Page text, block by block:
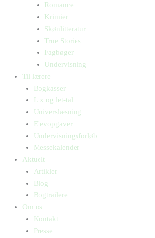
Romance
Krimier
Skønlitteratur
True Stories
Fagbøger
Undervisning
Til lærere
Bogkasser
Lix og let-tal
Universlæsning
Elevopgaver
Undervisningsforløb
Messekalender
Aktuelt
Artikler
Blog
Bogtrailere
Om os
Kontakt
Presse